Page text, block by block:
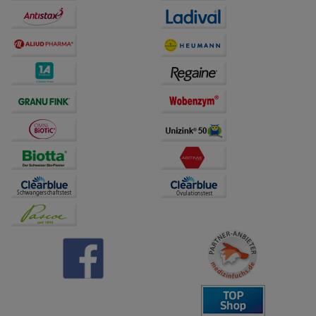
Dritte wie z.B. Google oder soziale Medien
übertragen werden.